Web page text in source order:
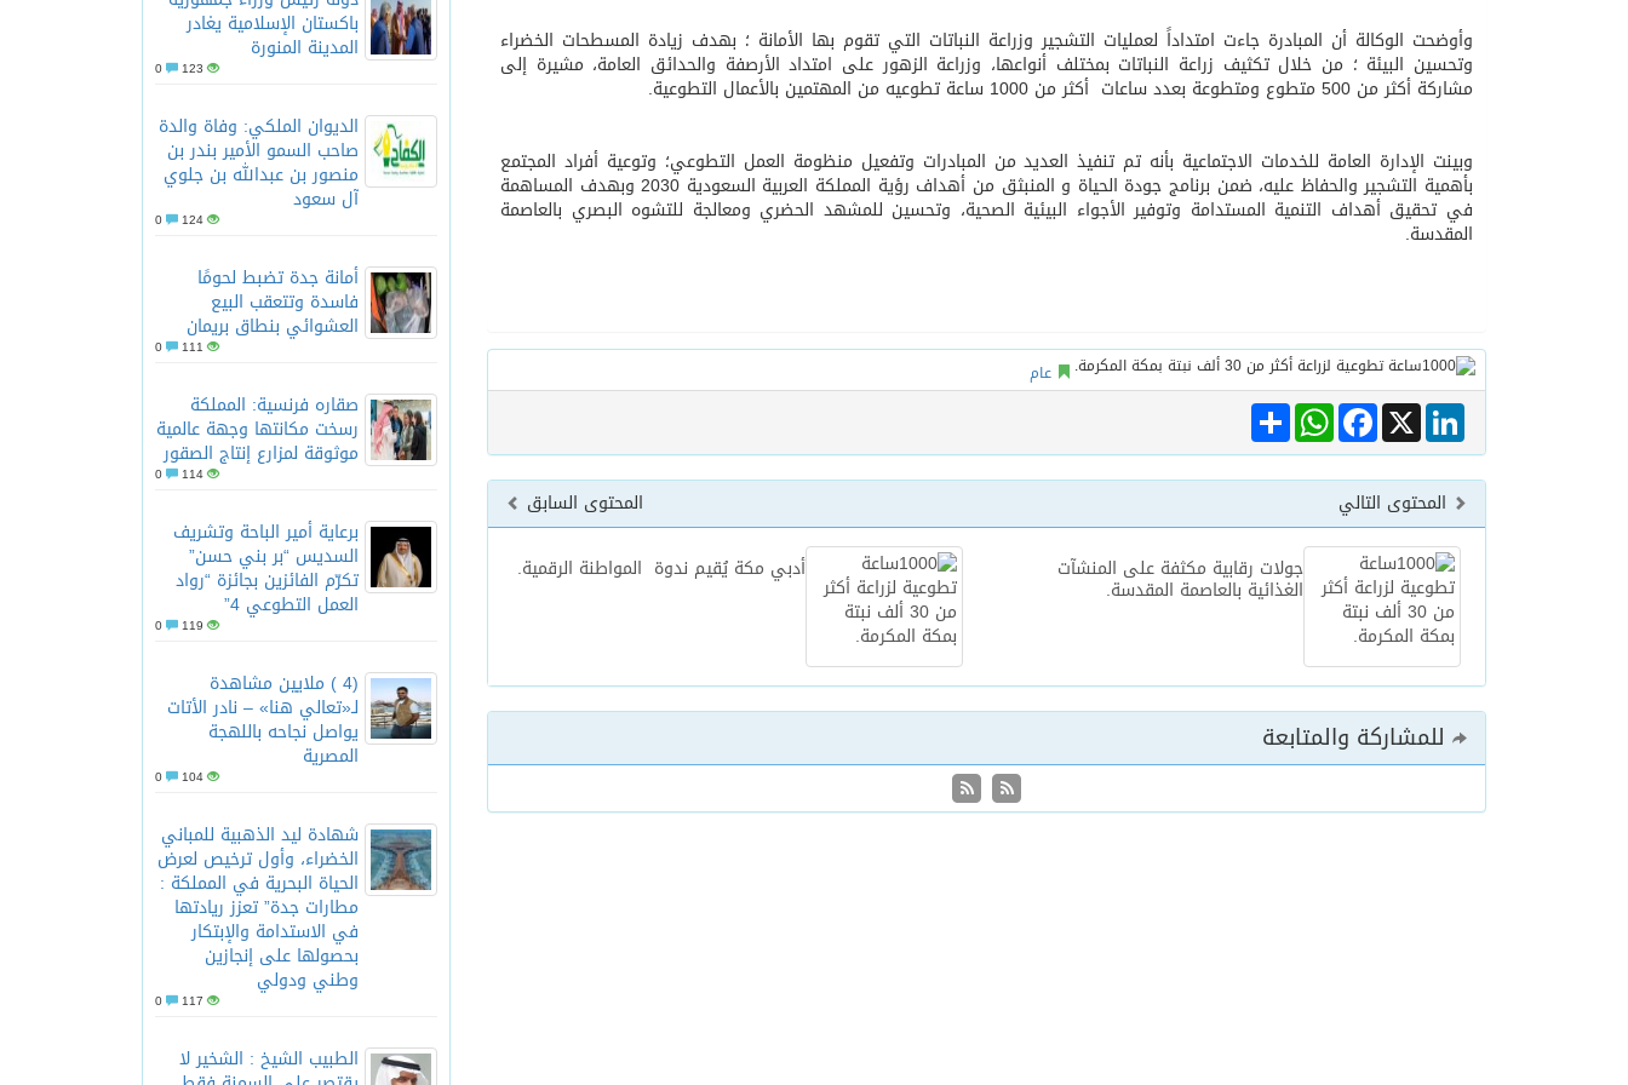
06/08/2026مركز الملك سلمان للإغاثة يضع حجر الأساس لمشروع بناء وإعادة تأهيل 13 مدرسة في محافظتي لحج والضالع
باكستان الإسلامية يغادر
المدينة المنورة
123
الديوان الملكي: وفاة والدة
صاحب السمو الأمير بندر بن
منصور بن عبدالله بن جلوي
آل سعود
124
أمانة جدة تضبط لحومًا
فاسدة وتتعقب البيع
العشوائي بنطاق بريمان
111
صقاره فرنسية: المملكة
رسخت مكانتها وجهة عالمية
موثوقة لمزارع إنتاج الصقور
114
برعاية أمير الباحة وتشريف
السديس “بر بني حسن”
تكرّم الفائزين بجائزة “رواد
العمل التطوعي 4”
119
(4 ) ملايين مشاهدة
لـ«تعالي هنا» – نادر الأتات
يواصل نجاحه باللهجة
المصرية
104
شهادة ليد الذهبية للمباني
الخضراء، وأول ترخيص لعرض
الحياة البحرية في المملكة :
مطارات جدة” تعزز ريادتها
في الاستدامة والإبتكار
بحصولها على إنجازين
وطني ودولي
117
الطبيب الشيخ : الشخير لا
وأوضحت الوكالة أن المبادرة جاءت امتداداً لعمليات التشجير وزراعة النباتات التي تقوم بها الأمانة ؛ بهدف زيادة المسطحات الخضراء
وتحسين البيئة ؛ من خلال تكثيف زراعة النباتات بمختلف أنواعها، وزراعة الزهور على امتداد الأرصفة والحدائق العامة، مشيرة إلى
مشاركة أكثر من 500 متطوع ومتطوعة بعدد ساعات أكثر من 1000 ساعة تطوعيه من المهتمين بالأعمال التطوعية.
وبينت الإدارة العامة للخدمات الاجتماعية بأنه تم تنفيذ العديد من المبادرات وتفعيل منظومة العمل التطوعي؛ وتوعية أفراد المجتمع
بأهمية التشجير والحفاظ عليه، ضمن برنامج جودة الحياة و المنبثق من أهداف رؤية المملكة العربية السعودية 2030 وبهدف المساهمة
في تحقيق أهداف التنمية المستدامة وتوفير الأجواء البيئية الصحية، وتحسين للمشهد الحضري ومعالجة للتشوه البصري بالعاصمة
المقدسة.
عام
Share
WhatsAppFacebook X
LinkedIn
المحتوى السابق
المحتوى التالي
أدبي مكة يُقيم ندوة المواطنة الرقمية.
جولات رقابية مكثفة على المنشآت
الغذائية بالعاصمة المقدسة.
للمشاركة والمتابعة